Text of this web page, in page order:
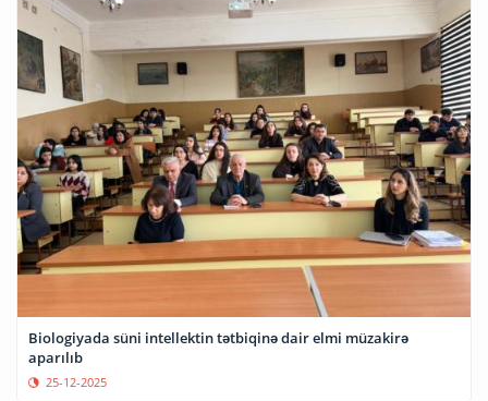
Biologiyada süni intellektin tətbiqinə dair elmi müzakirə
aparılıb
25-12-2025